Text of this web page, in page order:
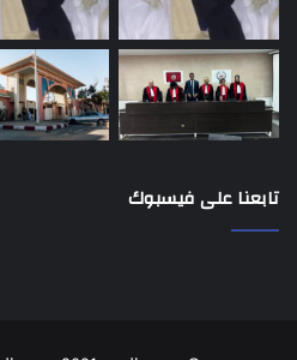
تابعنا على فيسبوك